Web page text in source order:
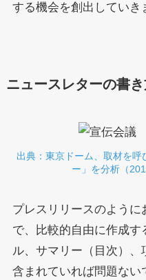
する機会を創出していき
ニュースレターの書
出典：東京ドーム、取材を
ー」を分析（
プレスリリースのよう
で、比較的自由に作成す
ル、サマリー（目次）
含まれていれば問題ない